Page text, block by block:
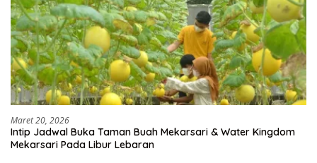
Maret 20, 2026
Intip Jadwal Buka Taman Buah Mekarsari & Water Kingdom
Mekarsari Pada Libur Lebaran